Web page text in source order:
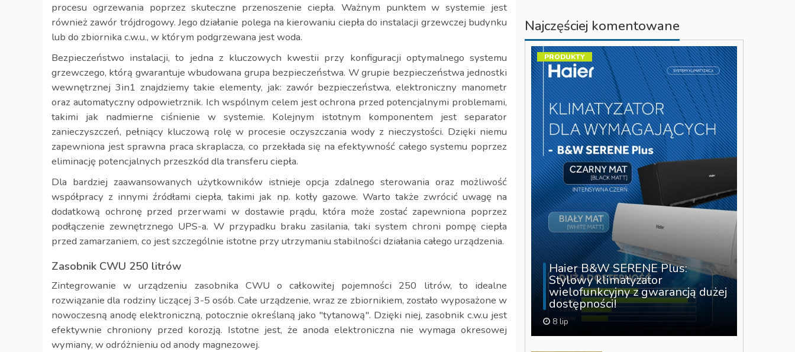
procesu ogrzewania poprzez skuteczne przenoszenie ciepła. Ważnym punktem w systemie jest
również zawór trójdrogowy. Jego działanie polega na kierowaniu ciepła do instalacji grzewczej budynku
lub do zbiornika c.w.u., w którym podgrzewana jest woda.
Bezpieczeństwo instalacji, to jedna z kluczowych kwestii przy konfiguracji optymalnego systemu
grzewczego, którą gwarantuje wbudowana grupa bezpieczeństwa. W grupie bezpieczeństwa jednostki
wewnętrznej 3in1 znajdziemy takie elementy, jak: zawór bezpieczeństwa, elektroniczny manometr
oraz automatyczny odpowietrznik. Ich wspólnym celem jest ochrona przed potencjalnymi problemami,
takimi jak nadmierne ciśnienie w systemie. Kolejnym istotnym komponentem jest separator
zanieczyszczeń, pełniący kluczową rolę w procesie oczyszczania wody z nieczystości. Dzięki niemu
zapewniona jest sprawna praca skraplacza, co przekłada się na efektywność całego systemu poprzez
eliminację potencjalnych przeszkód dla transferu ciepła.
Dla bardziej zaawansowanych użytkowników istnieje opcja zdalnego sterowania oraz możliwość
współpracy z innymi źródłami ciepła, takimi jak np. kotły gazowe. Warto także zwrócić uwagę na
dodatkową ochronę przed przerwami w dostawie prądu, która może zostać zapewniona poprzez
podłączenie zewnętrznego UPS-a. W przypadku braku zasilania, taki system chroni pompę ciepła
przed zamarzaniem, co jest szczególnie istotne przy utrzymaniu stabilności działania całego urządzenia.
Zasobnik CWU 250 litrów
Zintegrowanie w urządzeniu zasobnika CWU o całkowitej pojemności 250 litrów, to idealne
rozwiązanie dla rodziny liczącej 3-5 osób. Całe urządzenie, wraz ze zbiornikiem, zostało wyposażone w
nowoczesną anodę elektroniczną, potocznie określaną jako "tytanową". Dzięki niej, zasobnik c.w.u jest
efektywnie chroniony przed korozją. Istotne jest, że anoda elektroniczna nie wymaga okresowej
wymiany, w odróżnieniu od anody magnezowej.
Najczęściej komentowane
Haier B&W SERENE Plus:
Stylowy klimatyzator
wielofunkcyjny z gwarancją dużej
dostępności!
8 lip
PRODUKTY